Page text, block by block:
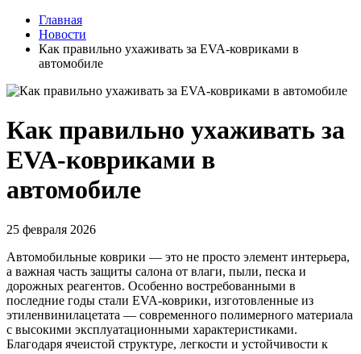
Главная
Новости
Как правильно ухаживать за EVA-ковриками в
автомобиле
Как правильно ухаживать за
EVA-ковриками в
автомобиле
25 февраля 2026
Автомобильные коврики — это не просто элемент интерьера,
а важная часть защиты салона от влаги, пыли, песка и
дорожных реагентов. Особенно востребованными в
последние годы стали EVA-коврики, изготовленные из
этиленвинилацетата — современного полимерного материала
с высокими эксплуатационными характеристиками.
Благодаря ячеистой структуре, легкости и устойчивости к